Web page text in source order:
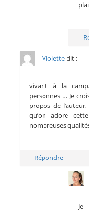
Violette dit :
vivant à la
personnes … Je
propos de
qu’on adore
nombreuses
Répondre
Je